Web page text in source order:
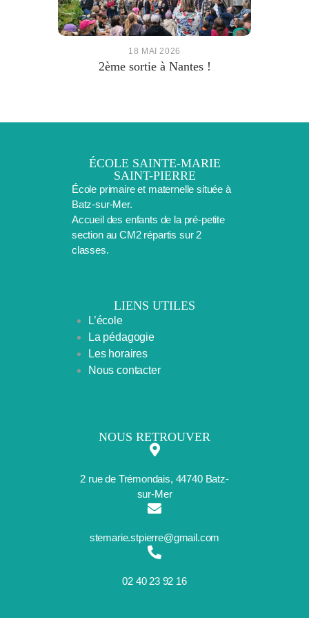
18 MAI 2026
2ème sortie à Nantes !
ÉCOLE SAINTE-MARIE
SAINT-PIERRE
École primaire et maternelle située à
Batz-sur-Mer.
Accueil des enfants de la pré-petite
section au CM2 répartis sur 2
classes.
LIENS UTILES
L’école
La pédagogie
Les horaires
Nous contacter
NOUS RETROUVER
2 rue de Trémondais, 44740 Batz-
sur-Mer
stemarie.stpierre@gmail.com
02 40 23 92 16